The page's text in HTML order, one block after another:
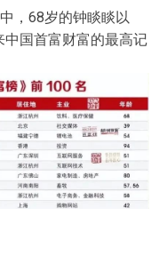
，68岁的钟睒睒以
国首富财富的最高记